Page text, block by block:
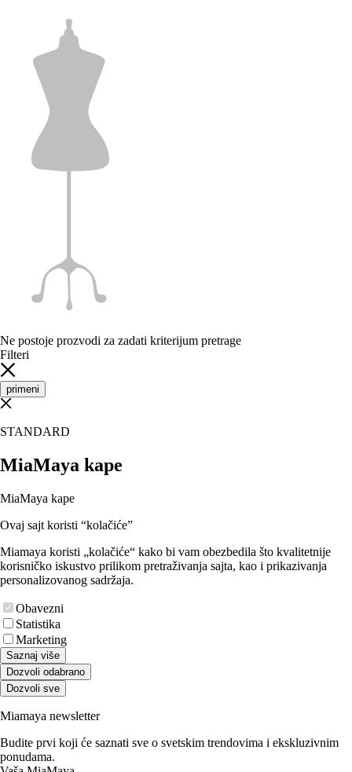
Ne postoje prozvodi za zadati kriterijum pretrage
Filteri
primeni
STANDARD
MiaMaya kape
MiaMaya kape
Ovaj sajt koristi “kolačiće”
Miamaya koristi „kolačiće“ kako bi vam obezbedila što kvalitetnije
korisničko iskustvo prilikom pretraživanja sajta, kao i prikazivanja
personalizovanog sadržaja.
Obavezni
Statistika
Marketing
Saznaj više
Dozvoli odabrano
Dozvoli sve
Miamaya newsletter
Budite prvi koji će saznati sve o svetskim trendovima i ekskluzivnim
ponudama.